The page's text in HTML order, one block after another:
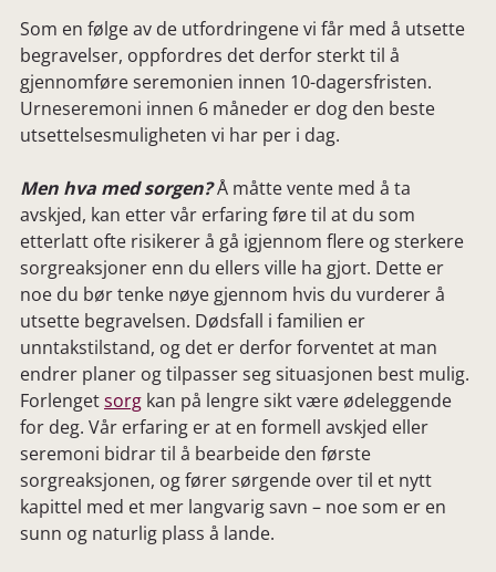
Som en følge av de utfordringene vi får med å utsette
begravelser, oppfordres det derfor sterkt til å
gjennomføre seremonien innen 10-dagersfristen.
Urneseremoni innen 6 måneder er dog den beste
utsettelsesmuligheten vi har per i dag.
Men hva med sorgen?Å måtte vente med å ta
avskjed, kan etter vår erfaring føre til at du som
etterlatt ofte risikerer å gå igjennom flere og sterkere
sorgreaksjoner enn du ellers ville ha gjort. Dette er
noe du bør tenke nøye gjennom hvis du vurderer å
utsette begravelsen. Dødsfall i familien er
unntakstilstand, og det er derfor forventet at man
endrer planer og tilpasser seg situasjonen best mulig.
Forlengetsorg kan på lengre sikt være ødeleggende
for deg. Vår erfaring er at en formell avskjed eller
seremoni bidrar til å bearbeide den første
sorgreaksjonen, og fører sørgende over til et nytt
kapittel med et mer langvarig savn – noe som er en
sunn og naturlig plass å lande.